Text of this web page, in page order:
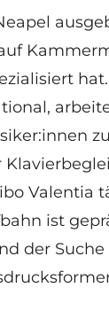
hat.
Valentia
ist
der